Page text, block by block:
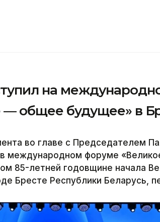
на
— общее будущее» в
во главе с Председателем
международном форуме
85-летней годовщине начала
Бресте Республики Беларусь,